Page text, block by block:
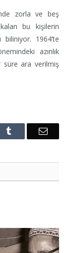
zorla ve beş
bu kişilerin
biliniyor. 1964’te
azınlık
süre ara verilmiş
Email